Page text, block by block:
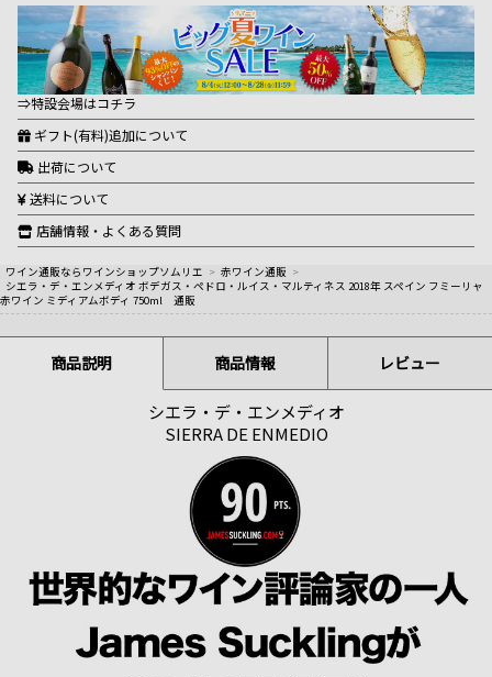
⇒特設会場はコチラ
ギフト(有料)追加について
出荷について
送料について
店舗情報・よくある質問
ワイン通販ならワインショップソムリエ > 赤ワイン通販 >
シエラ・デ・エンメディオ ボデガス・ペドロ・ルイス・マルティネス 2018年 スペイン フミーリャ
赤ワイン ミディアムボディ 750ml 通販
商品説明 商品情報 レビュー
シエラ・デ・エンメディオ
SIERRA DE ENMEDIO